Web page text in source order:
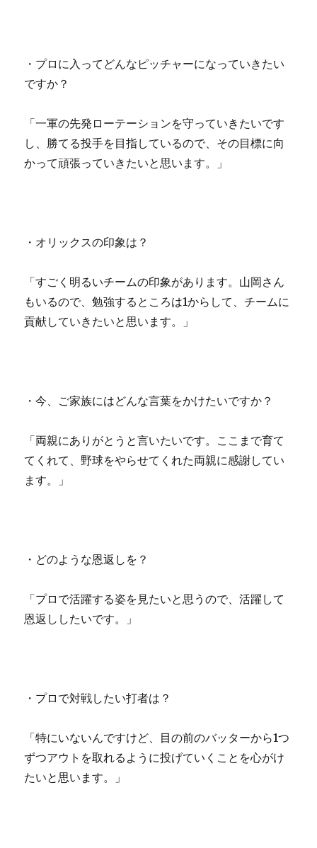
・プロに入ってどんなピッチャーになっていきたい
ですか？
「一軍の先発ローテーションを守っていきたいです
し、勝てる投手を目指しているので、その目標に向
かって頑張っていきたいと思います。」
・オリックスの印象は？
「すごく明るいチームの印象があります。山岡さん
もいるので、勉強するところは1からして、チームに
貢献していきたいと思います。」
・今、ご家族にはどんな言葉をかけたいですか？
「両親にありがとうと言いたいです。ここまで育て
てくれて、野球をやらせてくれた両親に感謝してい
ます。」
・どのような恩返しを？
「プロで活躍する姿を見たいと思うので、活躍して
恩返ししたいです。」
・プロで対戦したい打者は？
「特にいないんですけど、目の前のバッターから1つ
ずつアウトを取れるように投げていくことを心がけ
たいと思います。」